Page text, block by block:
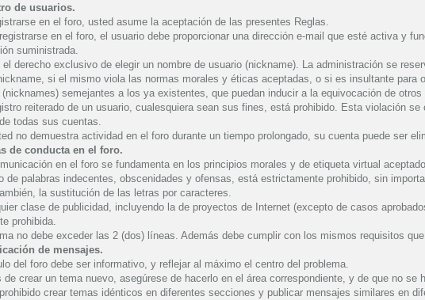
de usuarios.
en el foro, usted asume la aceptación de las presentes Reglas.
en el foro, el usuario debe proporcionar una dirección e-mail que esté activa y
suministrada.
el derecho exclusivo de elegir un nombre de usuario (nickname). La administración se
si el mismo viola las normas morales y éticas aceptadas, o si es insultante para
(nicknames) semejantes a los ya existentes, que puedan inducir a la equivocación de
reiterado de un usuario, cualesquiera sean sus fines, está prohibido. Esta violación
todas sus cuentas.
no demuestra actividad en el foro durante un tiempo prolongado, su cuenta puede ser
de conducta en el foro.
en el foro se fundamenta en los principios morales y de etiqueta virtual
de palabras indecentes, obscenidades y ofensas, está estrictamente prohibido, sin
la sustitución de las letras por caracteres.
clase de publicidad, incluyendo la de proyectos de Internet (excepto de casos
prohibida.
no debe exceder las 2 (dos) líneas. Además debe cumplir con los mismos requisitos
de mensajes.
del foro debe ser informativo, y reflejar al máximo el centro del problema.
de crear un tema nuevo, asegúrese de hacerlo en el área correspondiente, y de que no se
crear temas idénticos en diferentes secciones y publicar mensajes similares en